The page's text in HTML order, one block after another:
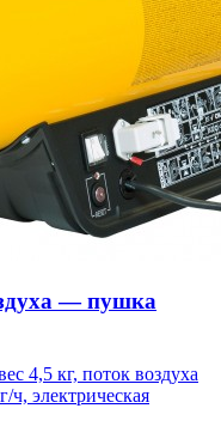
— пушка
4,5 кг, поток воздуха
ч, электрическая